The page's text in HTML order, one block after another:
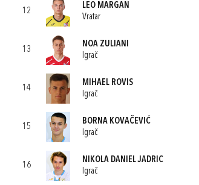
12
LEO MARGAN
Vratar
13
NOA ZULIANI
Igrač
14
MIHAEL ROVIS
Igrač
15
BORNA KOVAČEVIĆ
Igrač
16
NIKOLA DANIEL JADRIC
Igrač